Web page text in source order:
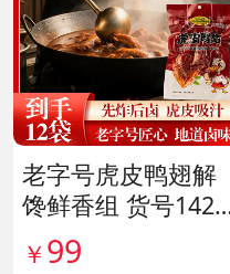
老字号虎皮鸭翅解
馋鲜香组 货号1420
38
￥ 99